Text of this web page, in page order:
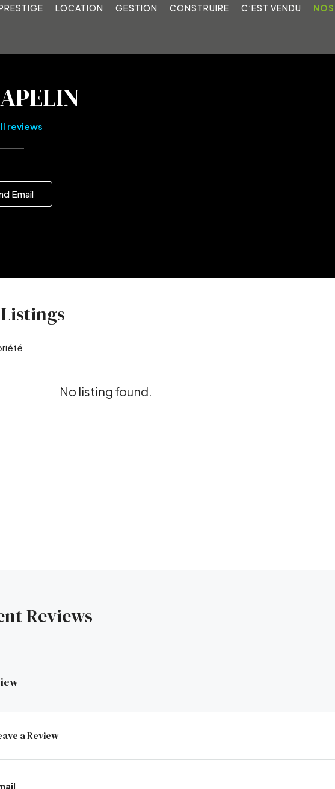
LOCATION GESTION CONSTRUIRE C’EST VENDU
reviews
Email
No listing found.
Reviews
a Review